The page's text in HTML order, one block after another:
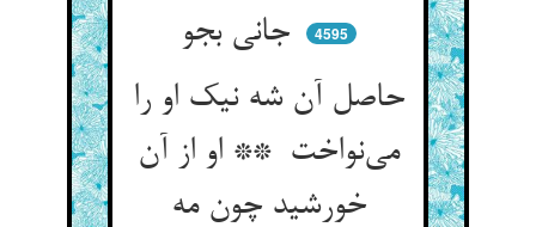
جانی بجو
4595
حاصل آن شه نیک او را
می‌نواخت ** او از آن
خورشید چون مه